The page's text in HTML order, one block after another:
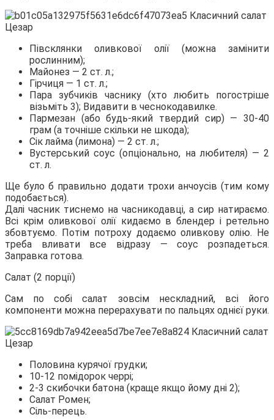
Півсклянки оливкової олії (можна замінити
рослинним);
Майонез — 2 ст. л.;
Гірчиця — 1 ст. л.;
Пара зубчиків часнику (хто любить погостріше
візьміть 3); Видавити в чеснокодавилке.
Пармезан (або будь-який твердий сир) — 30-40
грам (а точніше скільки не шкода);
Сік лайма (лимона) — 2 ст. л.;
Вустерський соус (опціонально, на любителя) — 2
ст. л.
Ще було б правильно додати трохи анчоусів (тим кому
подобається).
Далі часник тиснемо на часникодавці, а сир натираємо.
Всі крім оливкової олії кидаємо в блендер і ретельно
збовтуємо. Потім потроху додаємо оливкову олію. Не
треба вливати все відразу — соус розпадеться.
Заправка готова.
Салат (2 порції)
Сам по собі салат зовсім нескладний, всі його
компоненти можна перерахувати по пальцях однієї руки.
Половина курячої грудки;
10-12 помідорок черрі;
2-3 скибочки батона (краще якщо йому дні 2);
Салат Ромен;
Сіль-перець.